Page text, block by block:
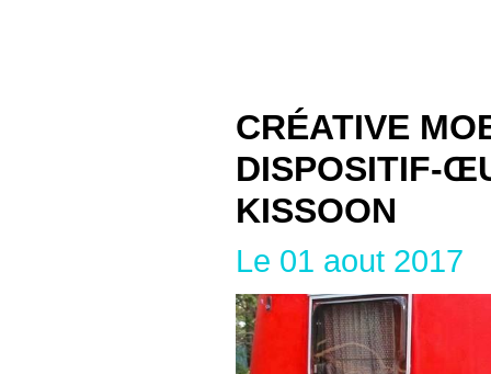
CRÉATIVE
DISPOSITIF-
KISSOON
Le 01 aout 2017